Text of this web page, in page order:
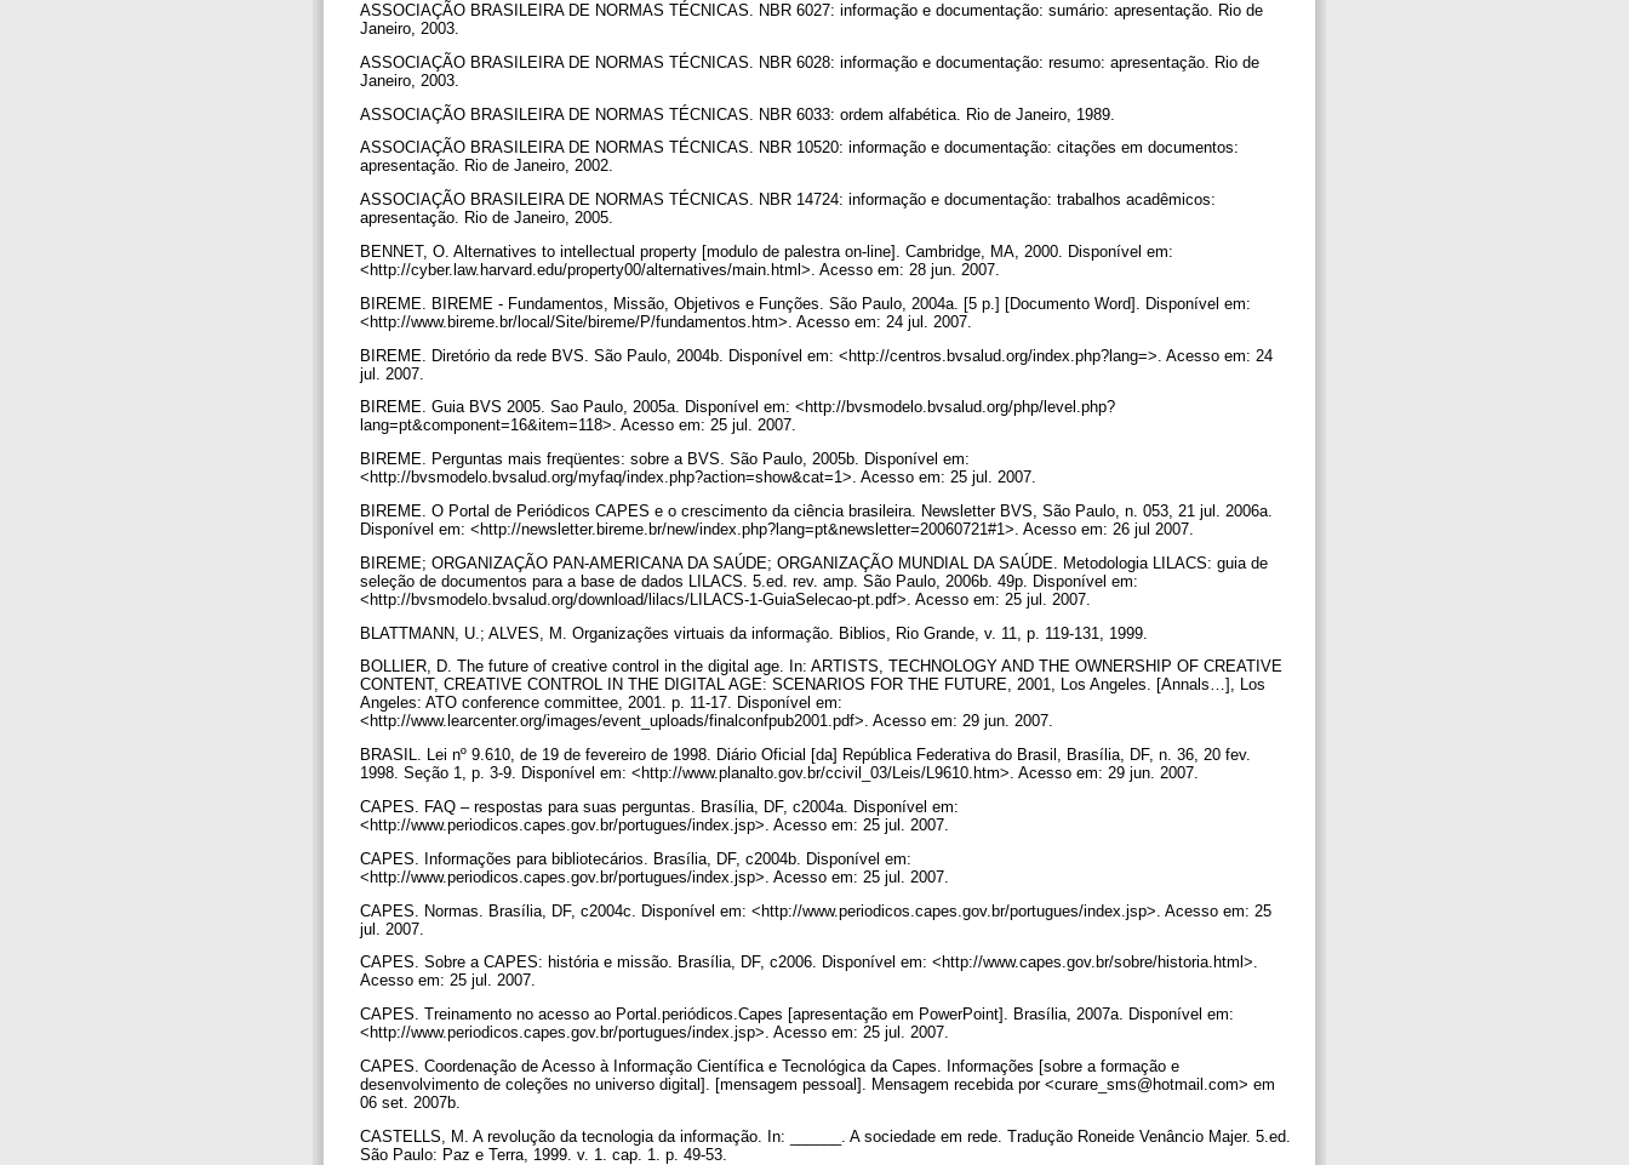
ASSOCIAÇÃO BRASILEIRA DE NORMAS TÉCNICAS. NBR 6027: informação e documentação: sumário: apresentação. Rio de
Janeiro, 2003.
ASSOCIAÇÃO BRASILEIRA DE NORMAS TÉCNICAS. NBR 6028: informação e documentação: resumo: apresentação. Rio de
Janeiro, 2003.
ASSOCIAÇÃO BRASILEIRA DE NORMAS TÉCNICAS. NBR 6033: ordem alfabética. Rio de Janeiro, 1989.
ASSOCIAÇÃO BRASILEIRA DE NORMAS TÉCNICAS. NBR 10520: informação e documentação: citações em documentos:
apresentação. Rio de Janeiro, 2002.
ASSOCIAÇÃO BRASILEIRA DE NORMAS TÉCNICAS. NBR 14724: informação e documentação: trabalhos acadêmicos:
apresentação. Rio de Janeiro, 2005.
BENNET, O. Alternatives to intellectual property [modulo de palestra on-line]. Cambridge, MA, 2000. Disponível em:
<http://cyber.law.harvard.edu/property00/alternatives/main.html>. Acesso em: 28 jun. 2007.
BIREME. BIREME - Fundamentos, Missão, Objetivos e Funções. São Paulo, 2004a. [5 p.] [Documento Word]. Disponível em:
<http://www.bireme.br/local/Site/bireme/P/fundamentos.htm>. Acesso em: 24 jul. 2007.
BIREME. Diretório da rede BVS. São Paulo, 2004b. Disponível em: <http://centros.bvsalud.org/index.php?lang=>. Acesso em: 24
jul. 2007.
BIREME. Guia BVS 2005. Sao Paulo, 2005a. Disponível em: <http://bvsmodelo.bvsalud.org/php/level.php?
lang=pt&component=16&item=118>. Acesso em: 25 jul. 2007.
BIREME. Perguntas mais freqüentes: sobre a BVS. São Paulo, 2005b. Disponível em:
<http://bvsmodelo.bvsalud.org/myfaq/index.php?action=show&cat=1>. Acesso em: 25 jul. 2007.
BIREME. O Portal de Periódicos CAPES e o crescimento da ciência brasileira. Newsletter BVS, São Paulo, n. 053, 21 jul. 2006a.
Disponível em: <http://newsletter.bireme.br/new/index.php?lang=pt&newsletter=20060721#1>. Acesso em: 26 jul 2007.
BIREME; ORGANIZAÇÃO PAN-AMERICANA DA SAÚDE; ORGANIZAÇÃO MUNDIAL DA SAÚDE. Metodologia LILACS: guia de
seleção de documentos para a base de dados LILACS. 5.ed. rev. amp. São Paulo, 2006b. 49p. Disponível em:
<http://bvsmodelo.bvsalud.org/download/lilacs/LILACS-1-GuiaSelecao-pt.pdf>. Acesso em: 25 jul. 2007.
BLATTMANN, U.; ALVES, M. Organizações virtuais da informação. Biblios, Rio Grande, v. 11, p. 119-131, 1999.
BOLLIER, D. The future of creative control in the digital age. In: ARTISTS, TECHNOLOGY AND THE OWNERSHIP OF CREATIVE
CONTENT, CREATIVE CONTROL IN THE DIGITAL AGE: SCENARIOS FOR THE FUTURE, 2001, Los Angeles. [Annals…], Los
Angeles: ATO conference committee, 2001. p. 11-17. Disponível em:
<http://www.learcenter.org/images/event_uploads/finalconfpub2001.pdf>. Acesso em: 29 jun. 2007.
BRASIL. Lei nº 9.610, de 19 de fevereiro de 1998. Diário Oficial [da] República Federativa do Brasil, Brasília, DF, n. 36, 20 fev.
1998. Seção 1, p. 3-9. Disponível em: <http://www.planalto.gov.br/ccivil_03/Leis/L9610.htm>. Acesso em: 29 jun. 2007.
CAPES. FAQ – respostas para suas perguntas. Brasília, DF, c2004a. Disponível em:
<http://www.periodicos.capes.gov.br/portugues/index.jsp>. Acesso em: 25 jul. 2007.
CAPES. Informações para bibliotecários. Brasília, DF, c2004b. Disponível em:
<http://www.periodicos.capes.gov.br/portugues/index.jsp>. Acesso em: 25 jul. 2007.
CAPES. Normas. Brasília, DF, c2004c. Disponível em: <http://www.periodicos.capes.gov.br/portugues/index.jsp>. Acesso em: 25
jul. 2007.
CAPES. Sobre a CAPES: história e missão. Brasília, DF, c2006. Disponível em: <http://www.capes.gov.br/sobre/historia.html>.
Acesso em: 25 jul. 2007.
CAPES. Treinamento no acesso ao Portal.periódicos.Capes [apresentação em PowerPoint]. Brasília, 2007a. Disponível em:
<http://www.periodicos.capes.gov.br/portugues/index.jsp>. Acesso em: 25 jul. 2007.
CAPES. Coordenação de Acesso à Informação Científica e Tecnológica da Capes. Informações [sobre a formação e
desenvolvimento de coleções no universo digital]. [mensagem pessoal]. Mensagem recebida por <curare_sms@hotmail.com> em
06 set. 2007b.
CASTELLS, M. A revolução da tecnologia da informação. In: ______. A sociedade em rede. Tradução Roneide Venâncio Majer. 5.ed.
São Paulo: Paz e Terra, 1999. v. 1. cap. 1. p. 49-53.